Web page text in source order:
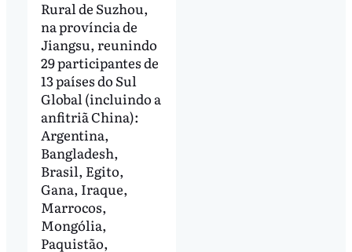
Rural de Suzhou,
na província de
Jiangsu, reunindo
29 participantes de
13 países do Sul
Global (incluindo a
anfitriã China):
Argentina,
Bangladesh,
Brasil, Egito,
Gana, Iraque,
Marrocos,
Mongólia,
Paquistão,